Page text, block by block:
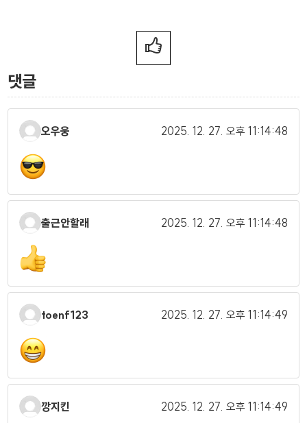
댓글
오우웅 2025. 12. 27. 오후 11:14:48
출근안할래 2025. 12. 27. 오후 11:14:48
toenf123 2025. 12. 27. 오후 11:14:49
깡지킨 2025. 12. 27. 오후 11:14:49